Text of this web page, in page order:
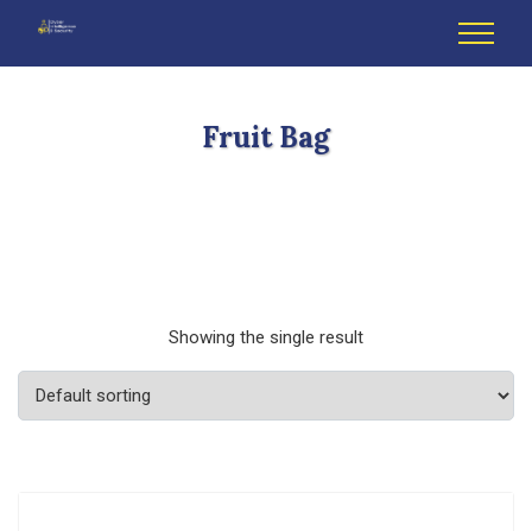
Fruit Bag
Showing the single result